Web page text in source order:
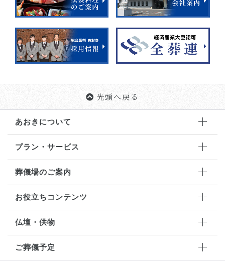
先頭へ戻る
あおきについて
プラン・サービス
葬儀場のご案内
お役立ちコンテンツ
仏壇・供物
ご葬儀予定